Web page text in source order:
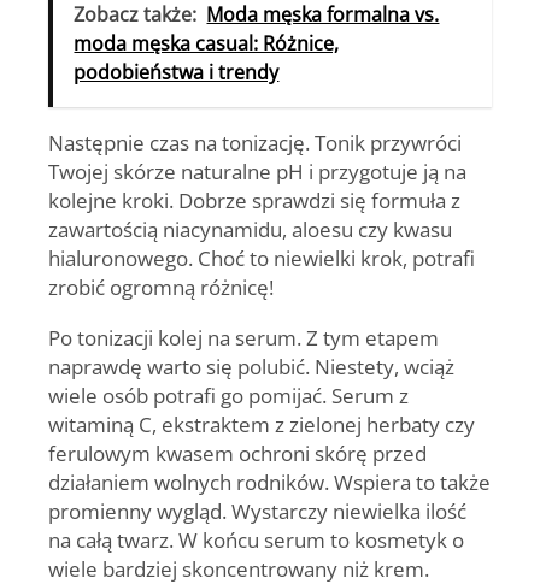
Zobacz także: Moda męska formalna vs.
moda męska casual: Różnice,
podobieństwa i trendy
Następnie czas na tonizację. Tonik przywróci
Twojej skórze naturalne pH i przygotuje ją na
kolejne kroki. Dobrze sprawdzi się formuła z
zawartością niacynamidu, aloesu czy kwasu
hialuronowego. Choć to niewielki krok, potrafi
zrobić ogromną różnicę!
Po tonizacji kolej na serum. Z tym etapem
naprawdę warto się polubić. Niestety, wciąż
wiele osób potrafi go pomijać. Serum z
witaminą C, ekstraktem z zielonej herbaty czy
ferulowym kwasem ochroni skórę przed
działaniem wolnych rodników. Wspiera to także
promienny wygląd. Wystarczy niewielka ilość
na całą twarz. W końcu serum to kosmetyk o
wiele bardziej skoncentrowany niż krem.